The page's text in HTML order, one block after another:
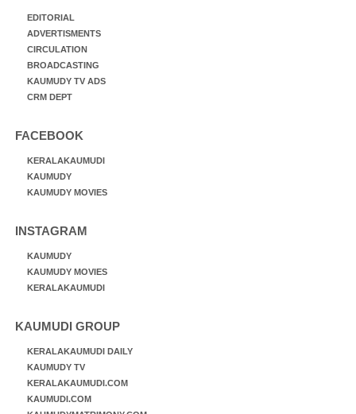
EDITORIAL
ADVERTISMENTS
CIRCULATION
BROADCASTING
KAUMUDY TV ADS
CRM DEPT
FACEBOOK
KERALAKAUMUDI
KAUMUDY
KAUMUDY MOVIES
INSTAGRAM
KAUMUDY
KAUMUDY MOVIES
KERALAKAUMUDI
KAUMUDI GROUP
KERALAKAUMUDI DAILY
KAUMUDY TV
KERALAKAUMUDI.COM
KAUMUDI.COM